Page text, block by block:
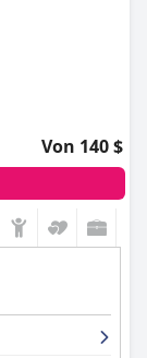
Von 140 $